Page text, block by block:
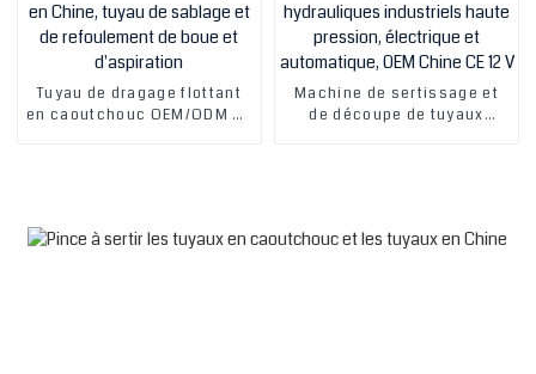
Tuyau de dragage flottant
en caoutchouc OEM/ODM en
Machine de sertissage et
de découpe de tuyaux